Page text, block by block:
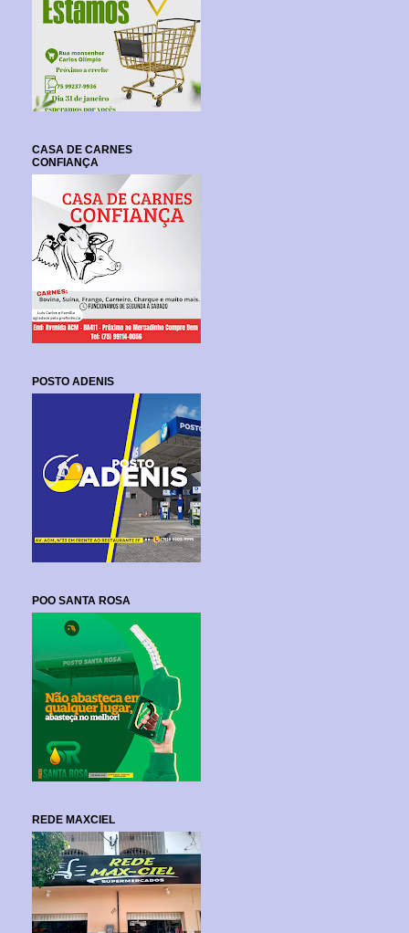
CASA DE CARNES
CONFIANÇA
POSTO ADENIS
POO SANTA ROSA
REDE MAXCIEL